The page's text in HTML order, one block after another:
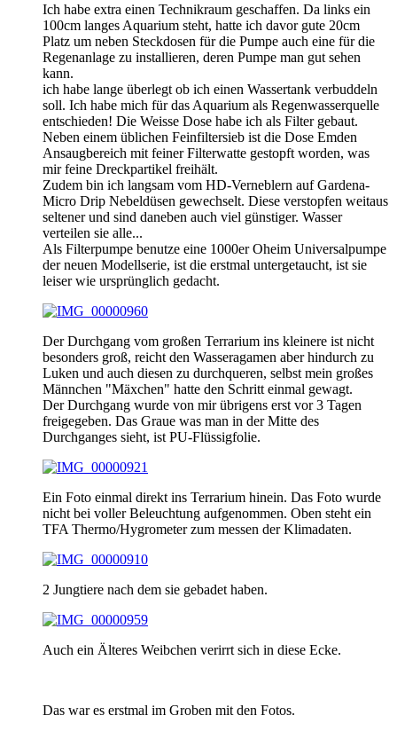
Ich habe extra einen Technikraum geschaffen. Da links ein
100cm langes Aquarium steht, hatte ich davor gute 20cm
Platz um neben Steckdosen für die Pumpe auch eine für die
Regenanlage zu installieren, deren Pumpe man gut sehen
kann.
ich habe lange überlegt ob ich einen Wassertank verbuddeln
soll. Ich habe mich für das Aquarium als Regenwasserquelle
entschieden! Die Weisse Dose habe ich als Filter gebaut.
Neben einem üblichen Feinfiltersieb ist die Dose Emden
Ansaugbereich mit feiner Filterwatte gestopft worden, was
mir feine Dreckpartikel freihält.
Zudem bin ich langsam vom HD-Verneblern auf Gardena-
Micro Drip Nebeldüsen gewechselt. Diese verstopfen weitaus
seltener und sind daneben auch viel günstiger. Wasser
verteilen sie alle...
Als Filterpumpe benutze eine 1000er Oheim Universalpumpe
der neuen Modellserie, ist die erstmal untergetaucht, ist sie
leiser wie ursprünglich gedacht.
Der Durchgang vom großen Terrarium ins kleinere ist nicht
besonders groß, reicht den Wasseragamen aber hindurch zu
Luken und auch diesen zu durchqueren, selbst mein großes
Männchen "Mäxchen" hatte den Schritt einmal gewagt.
Der Durchgang wurde von mir übrigens erst vor 3 Tagen
freigegeben. Das Graue was man in der Mitte des
Durchganges sieht, ist PU-Flüssigfolie.
Ein Foto einmal direkt ins Terrarium hinein. Das Foto wurde
nicht bei voller Beleuchtung aufgenommen. Oben steht ein
TFA Thermo/Hygrometer zum messen der Klimadaten.
2 Jungtiere nach dem sie gebadet haben.
Auch ein Älteres Weibchen verirrt sich in diese Ecke.
Das war es erstmal im Groben mit den Fotos.